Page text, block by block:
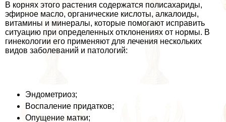
В корнях этого растения содержатся полисахариды,
эфирное масло, органические кислоты, алкалоиды,
витамины и минералы, которые помогают исправить
ситуацию при определенных отклонениях от нормы. В
гинекологии его применяют для лечения нескольких
видов заболеваний и патологий:
Эндометриоз;
Воспаление придатков;
Опущение матки;